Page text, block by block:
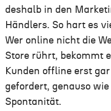
deshalb in den
Händlers. So hart es
Wer online nicht die
Store rührt, bekommt
Kunden offline erst
gefordert, genauso
Spontanität.